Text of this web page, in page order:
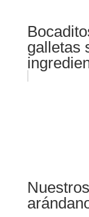
galletas